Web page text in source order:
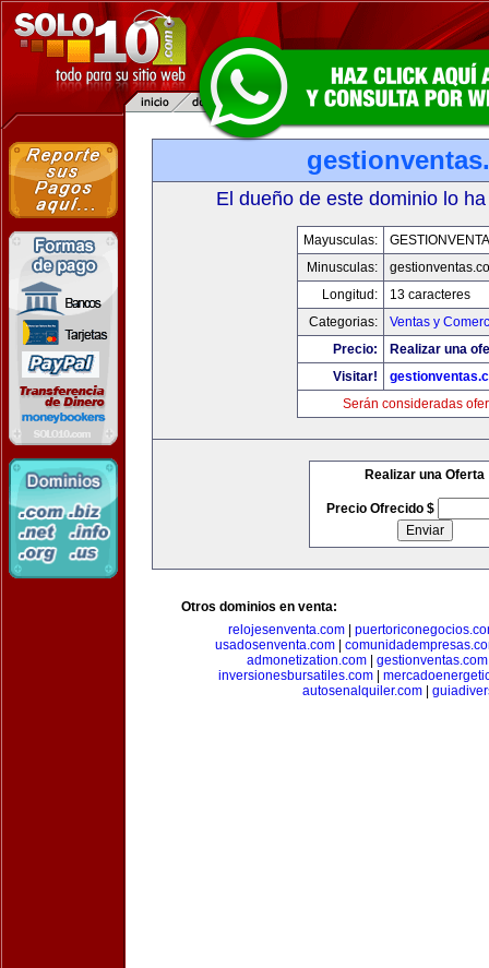
El dueño de este dominio lo
Mayusculas:
Minusculas:
Longitud:
13 caracteres
Categorias:
Ventas y
Precio:
Realizar una
Visitar!
Serán consideradas
Realizar una Oferta
Precio Ofrecido $
Otros dominios en venta:
relojesenventa.com|
usadosenventa.com|
admonetization.com| gestionventas.com
inversionesbursatiles.com|
autosenalquiler.com|